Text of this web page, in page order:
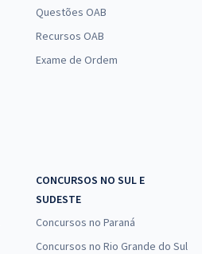
Questões OAB
Recursos OAB
Exame de Ordem
CONCURSOS NO SUL E
SUDESTE
Concursos no Paraná
Concursos no Rio Grande do Sul